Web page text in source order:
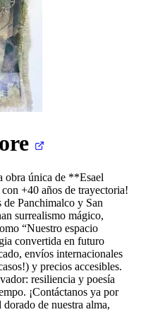
obra única de **Esael
+40 años de trayectoria!
Panchimalco y San
surrealismo mágico,
“Nuestro espacio
convertida en futuro
envíos internacionales
y precios accesibles.
resiliencia y poesía
¡Contáctanos ya por
de nuestra alma,